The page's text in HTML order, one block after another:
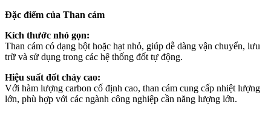
Đặc điểm của Than cám
Kích thước nhỏ gọn:
Than cám có dạng bột hoặc hạt nhỏ, giúp dễ dàng vận chuyển, lưu
trữ và sử dụng trong các hệ thống đốt tự động.
Hiệu suất đốt cháy cao:
Với hàm lượng carbon cố định cao, than cám cung cấp nhiệt lượng
lớn, phù hợp với các ngành công nghiệp cần năng lượng lớn.